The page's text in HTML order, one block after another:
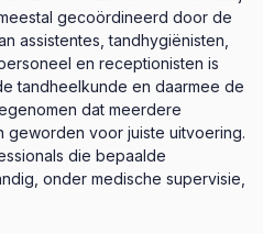
gecoördineerd door de
assistentes, tandhygiënisten,
en receptionisten is
tandheelkunde en daarmee de
dat meerdere
geworden voor juiste uitvoering.
die bepaalde
onder medische supervisie,